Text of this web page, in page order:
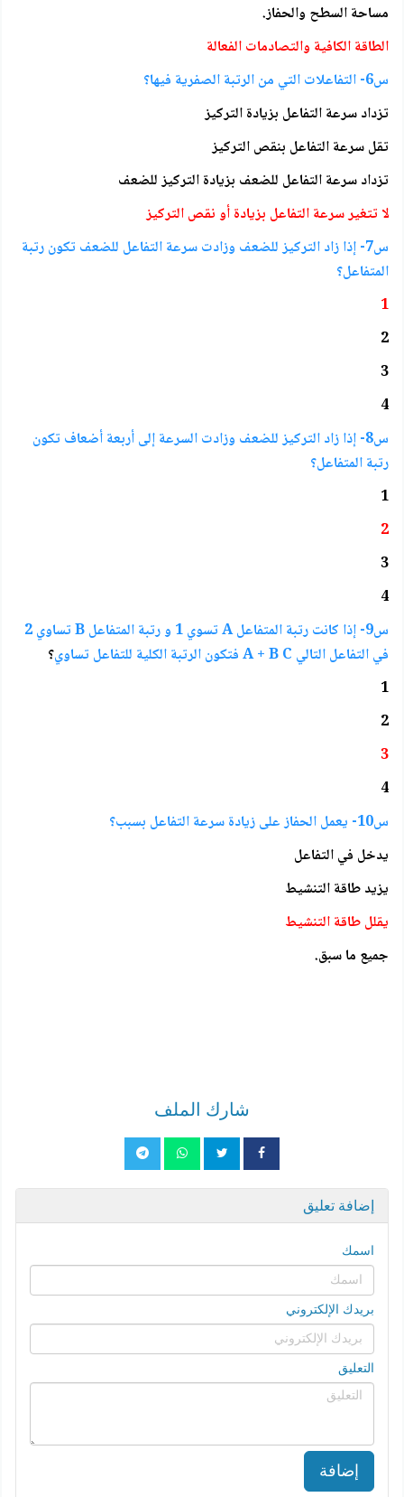
مساحة السطح والحفاز.
الطاقة الكافية والتصادمات الفعالة
س6- التفاعلات التي من الرتبة الصفرية فيها؟
تزداد سرعة التفاعل بزيادة التركيز
تقل سرعة التفاعل بنقص التركيز
تزداد سرعة التفاعل للضعف بزيادة التركيز للضعف
لا تتغير سرعة التفاعل بزيادة أو نقص التركيز
س7- إذا زاد التركيز للضعف وزادت سرعة التفاعل للضعف تكون رتبة
المتفاعل؟
1
2
3
4
س8- إذا زاد التركيز للضعف وزادت السرعة إلى أربعة أضعاف تكون
رتبة المتفاعل؟
1
2
3
4
س9- إذا كانت رتبة المتفاعل A تسوي 1 و رتبة المتفاعل B تساوي 2
في التفاعل التالي A + B C فتكون الرتبة الكلية للتفاعل تساوي
؟
1
2
3
4
س10- يعمل الحفاز على زيادة سرعة التفاعل بسبب؟
يدخل في التفاعل
يزيد طاقة التنشيط
يقلل طاقة التنشيط
جميع ما سبق.
شارك الملف
إضافة تعليق
اسمك
بريدك الإلكتروني
التعليق
إضافة